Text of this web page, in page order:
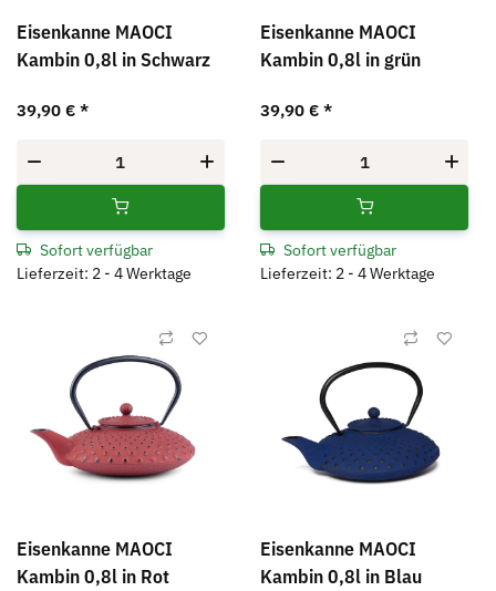
Eisenkanne MAOCI
Kambin 0,8l in Schwarz
39,90 € *
Sofort verfügbar
Lieferzeit: 2 - 4 Werktage
Eisenkanne MAOCI
Kambin 0,8l in grün
39,90 €*
Sofort verfügbar
Lieferzeit: 2 - 4 Werktage
Eisenkanne MAOCI
Kambin 0,8l in Rot
Eisenkanne MAOCI
Kambin 0,8l in Blau